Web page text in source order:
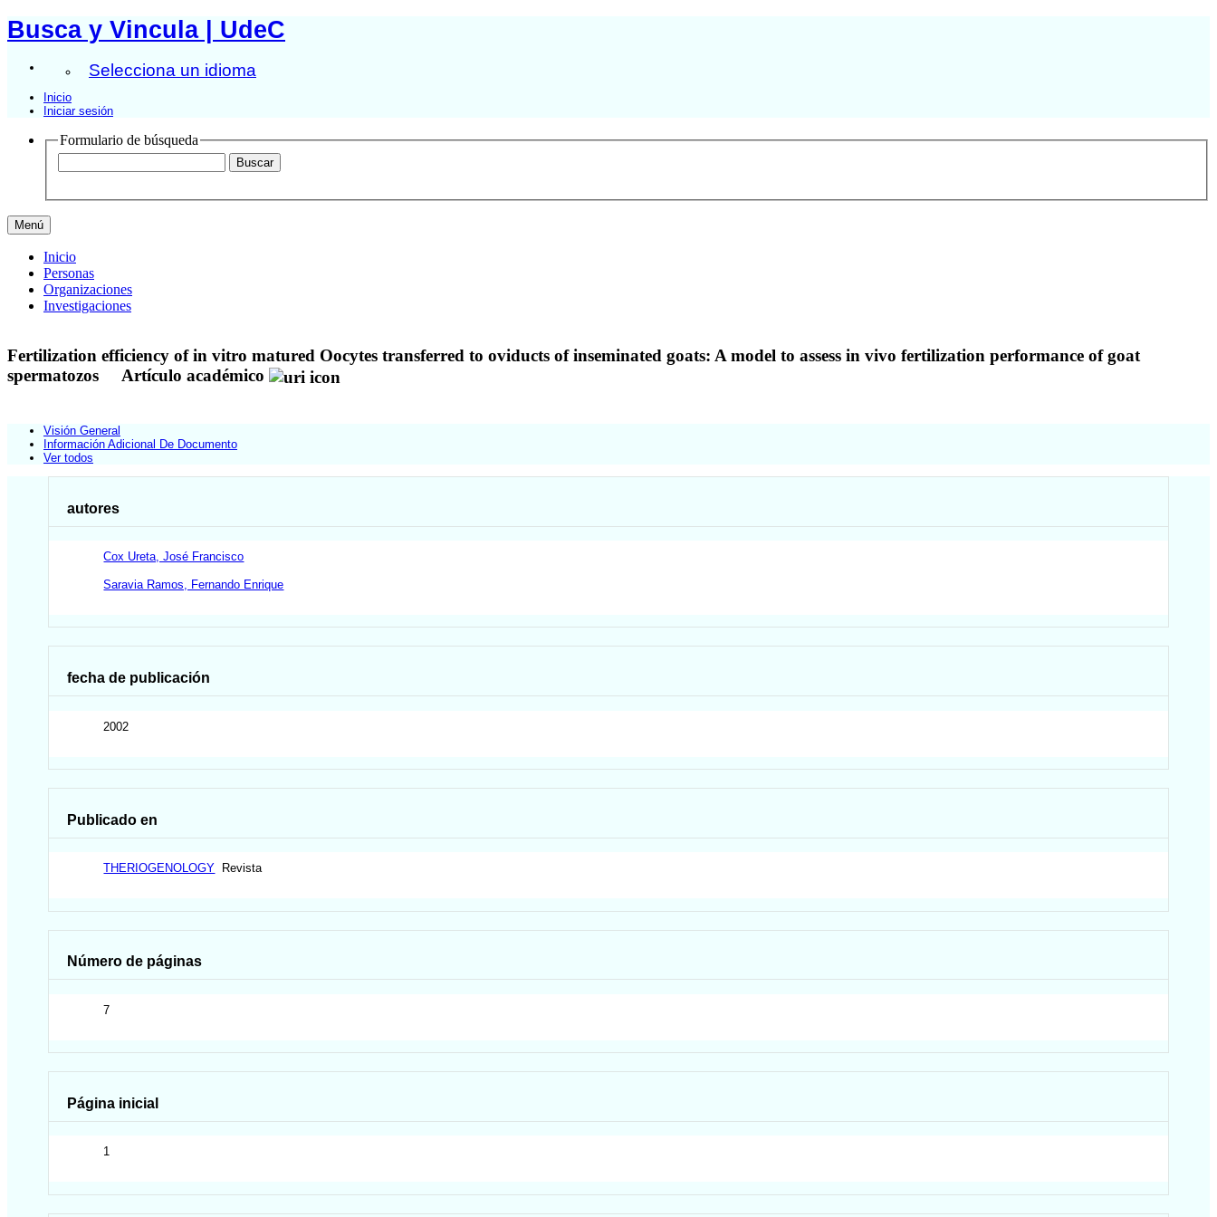
Busca y Vincula | UdeC
Selecciona un idioma
Inicio
Iniciar sesión
Formulario de búsqueda
Menú
Inicio
Personas
Organizaciones
Investigaciones
Fertilization efficiency of in vitro matured Oocytes transferred to oviducts of inseminated goats: A model to assess in vivo fertilization performance of goat
spermatozos
Artículo académico
Visión General
Información Adicional De Documento
Ver todos
autores
Cox Ureta, José Francisco
Saravia Ramos, Fernando Enrique
fecha de publicación
2002
Publicado en
THERIOGENOLOGY Revista
Número de páginas
7
Página inicial
1